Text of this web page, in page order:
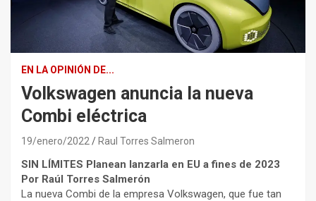
EN LA OPINIÓN DE...
Volkswagen anuncia la nueva
Combi eléctrica
19/enero/2022 Raul Torres Salmeron
SIN LÍMITES Planean lanzarla en EU a fines de 2023
Por Raúl Torres Salmerón
La nueva Combi de la empresa Volkswagen, que fue tan